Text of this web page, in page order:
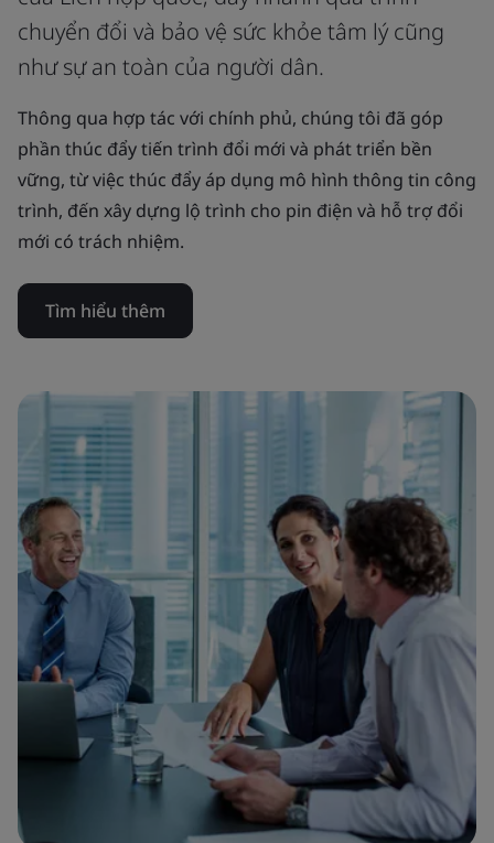
chuyển đổi và bảo vệ sức khỏe tâm lý cũng
như sự an toàn của người dân.
Thông qua hợp tác với chính phủ, chúng tôi đã góp
phần thúc đẩy tiến trình đổi mới và phát triển bền
vững, từ việc thúc đẩy áp dụng mô hình thông tin công
trình, đến xây dựng lộ trình cho pin điện và hỗ trợ đổi
mới có trách nhiệm.
Tìm hiểu thêm